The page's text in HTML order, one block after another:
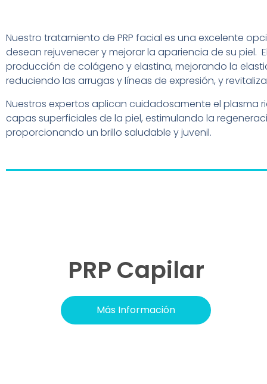
Nuestro tratamiento de PRP facial es una excelente
desean rejuvenecer y mejorar la apariencia de su piel.
producción de colágeno y elastina, mejorando la
reduciendo las arrugas y líneas de expresión, y
Nuestros expertos aplican cuidadosamente el plasma
capas superficiales de la piel, estimulando la
proporcionando un brillo saludable y juvenil.
PRP Capilar
Más Información